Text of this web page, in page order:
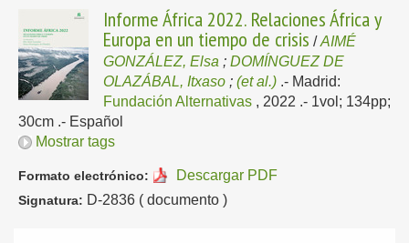
Informe África 2022. Relaciones África y
Europa en un tiempo de crisis /AIMÉ
GONZÁLEZ, Elsa ; DOMÍNGUEZ DE
OLAZÁBAL, Itxaso ; (et al.) .- Madrid:
Fundación Alternativas , 2022 .- 1vol; 134pp;
30cm .- Español
Mostrar tags
Formato electrónico: Descargar PDF
Signatura: D-2836 ( documento )